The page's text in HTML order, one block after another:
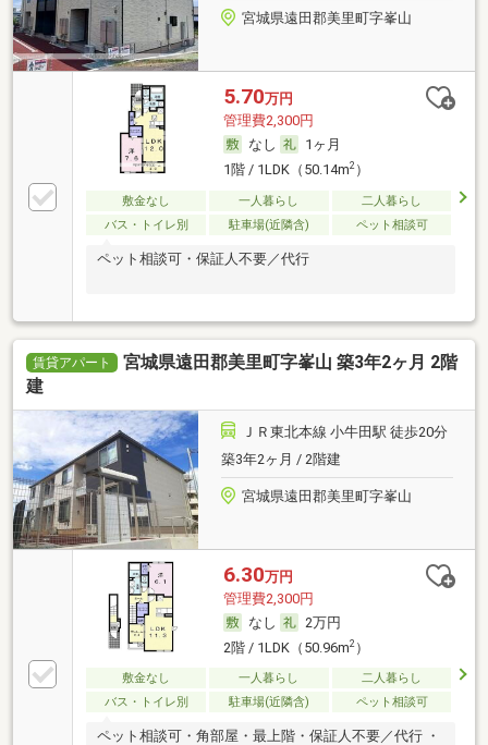
宮城県遠田郡美里町字峯山
5.70万円
管理費2,300円
なし
1ヶ月
1階 / 1LDK（50.14m2）
敷金なし 一人暮らし
二人暮らし
バス・トイレ別
駐車場(近隣含) ペット相談可
ペット相談可・保証人不要／代行
賃貸アパート
宮城県遠田郡美里町字峯山 築3年2ヶ月 2階
建
ＪＲ東北本線 小牛田駅 徒歩20分
築3年2ヶ月 / 2階建
宮城県遠田郡美里町字峯山
6.30万円
管理費2,300円
なし
2万円
2階 / 1LDK（50.96m2）
敷金なし 一人暮らし
二人暮らし
バス・トイレ別
駐車場(近隣含) ペット相談可
ペット相談可・角部屋・最上階・保証人不要／代行 ・